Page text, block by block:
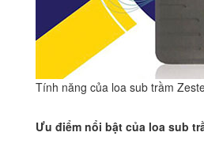
Tính năng của loa sub trầm
Ưu điểm nổi bật của loa sub